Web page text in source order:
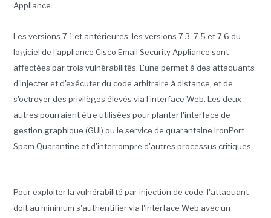
Appliance.
Les versions 7.1 et antérieures, les versions 7.3, 7.5 et 7.6 du
logiciel de l'appliance Cisco Email Security Appliance sont
affectées par trois vulnérabilités. L'une permet à des attaquants
d'injecter et d'exécuter du code arbitraire à distance, et de
s'octroyer des privilèges élevés via l'interface Web. Les deux
autres pourraient être utilisées pour planter l'interface de
gestion graphique (GUI) ou le service de quarantaine IronPort
Spam Quarantine et d'interrompre d'autres processus critiques.
Pour exploiter la vulnérabilité par injection de code, l'attaquant
doit au minimum s'authentifier via l'interface Web avec un